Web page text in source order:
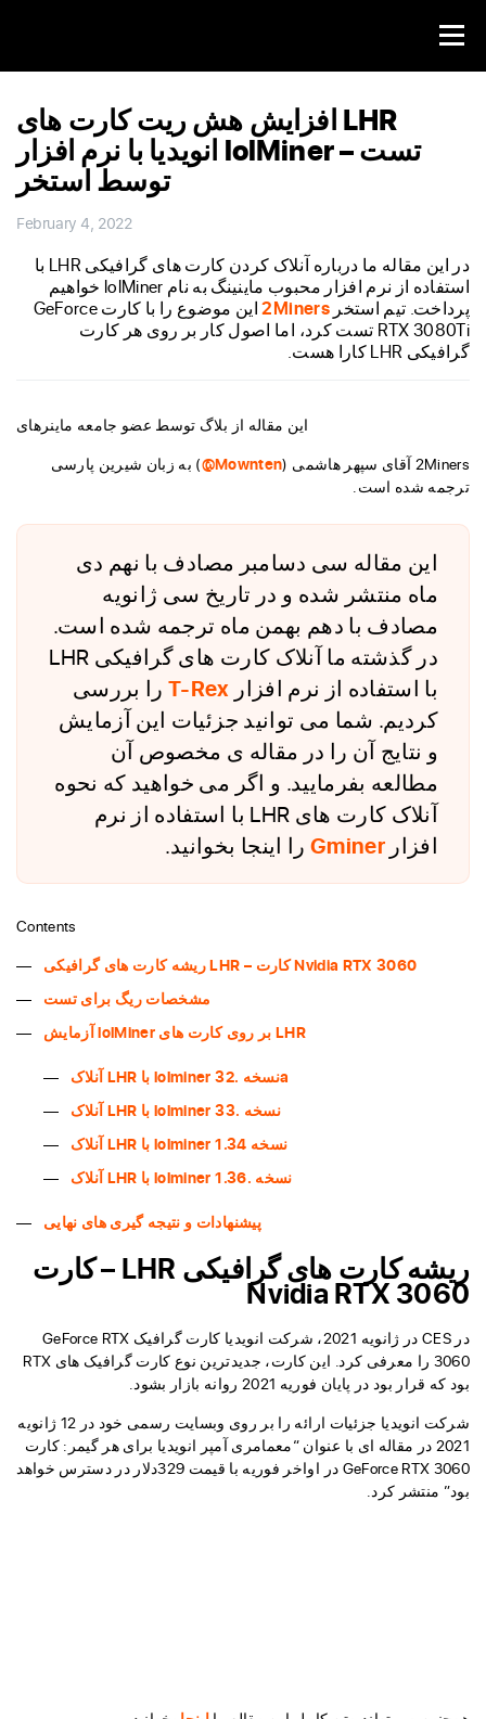
افزایش هش ریت کارت های LHR
انویدیا با نرم افزار lolMiner – تست
توسط استخر
February 4, 2022
در این مقاله ما درباره آنلاک کردن کارت های گرافیکی LHR با
استفاده از نرم افزار محبوب ماینینگ به نام lolMiner خواهیم
پرداخت. تیم استخر2Miners
این موضوع را با کارت GeForce
RTX 3080Ti تست کرد، اما اصول کار بر روی هر کارت
گرافیکی LHR کارا هست.
این مقاله از بلاگ توسط عضو جامعه ماینرهای
2Miners آقای سپهر هاشمی (
Mownten@
) به زبان شیرین پارسی
ترجمه شده است.
این مقاله سی دسامبر مصادف با نهم دی
ماه منتشر شده و در تاریخ سی ژانویه
مصادف با دهم بهمن ماه ترجمه شده است.
در گذشته ما آنلاک کارت های گرافیکی LHR
با استفاده از نرم افزار T-Rexرا بررسی
کردیم. شما می توانید جزئیات این آزمایش
و نتایج آن را در مقاله ی مخصوص آن
مطالعه بفرمایید. و اگر می خواهید که نحوه
آنلاک کارت های LHR با استفاده از نرم
افزارGminer را اینجا بخوانید.
Contents
ریشه کارت های گرافیکی LHR – کارت Nvidia RTX 3060
مشخصات ریگ برای تست
آزمایش lolMiner بر روی کارت های LHR
آنلاک LHR با lolminer نسخه .32a
آنلاک LHR با lolminer نسخه .33
آنلاک LHR با lolminer نسخه 1.34
آنلاک LHR با lolminer نسخه .1.36
پیشنهادات و نتیجه گیری های نهایی
ریشه کارت های گرافیکی LHR – کارت
Nvidia RTX 3060
در CES در ژانویه 2021، شرکت انویدیا کارت گرافیک GeForce RTX
3060 را معرفی کرد. این کارت، جدیدترین نوع کارت گرافیک های RTX
بود که قرار بود در پایان فوریه 2021 روانه بازار بشود.
شرکت انویدیا جزئیات ارائه را بر روی وبسایت رسمی خود در 12 ژانویه
2021 در مقاله ای با عنوان “معمامری آمپر انویدیا برای هر گیمر: کارت
GeForce RTX 3060 در اواخر فوریه با قیمت 329دلار در دسترس خواهد
بود” منتشر کرد.